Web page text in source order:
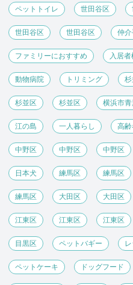
ペットトイレ 世田谷区
世田谷区 世田谷区 仲
ファミリーにおすすめ 入居
動物病院 トリミング
杉並区 杉並区 横浜市
江の島 一人暮らし 高
中野区 中野区 中野区
日本犬 練馬区 練馬区
練馬区 大田区 大田区
江東区 江東区 江東区
目黒区 ペットバギー
ペットケーキ ドッグフード